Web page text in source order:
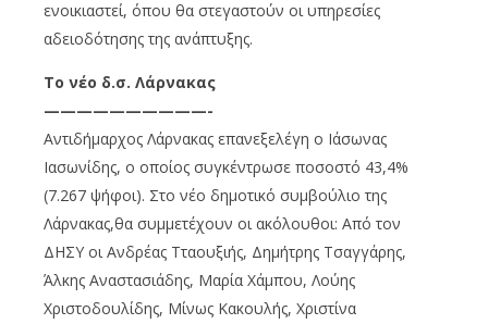
ενοικιαστεί, όπου θα στεγαστούν οι υπηρεσίες
αδειοδότησης της ανάπτυξης.
Το νέο δ.σ. Λάρνακας
——————————-
Αντιδήμαρχος Λάρνακας επανεξελέγη ο Ιάσωνας
Ιασωνίδης, ο οποίος συγκέντρωσε ποσοστό 43,4%
(7.267 ψήφοι). Στο νέο δημοτικό συμβούλιο της
Λάρνακας,θα συμμετέχουν οι ακόλουθοι: Από τον
ΔΗΣΥ οι Ανδρέας Τταουξιής, Δημήτρης Τσαγγάρης,
Άλκης Αναστασιάδης, Μαρία Χάμπου, Λούης
Χριστοδουλίδης, Μίνως Κακουλής, Χριστίνα